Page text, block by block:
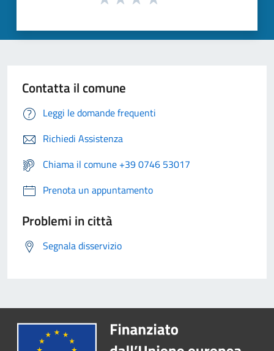
Contatta il comune
Leggi le domande frequenti
Richiedi Assistenza
Chiama il comune +39 0746 53017
Prenota un appuntamento
Problemi in città
Segnala disservizio